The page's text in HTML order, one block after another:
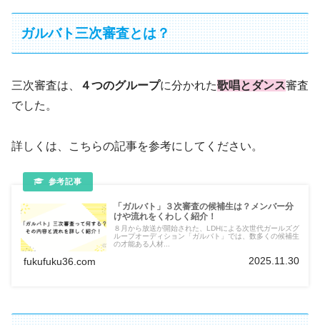
ガルバト三次審査とは？
三次審査は、 ４つのグループに分かれた歌唱とダンス審査
でした。
詳しくは、こちらの記事を参考にしてください。
「ガルバト」３次審査の候補生は？メンバー分
けや流れをくわしく紹介！
８月から放送が開始された、LDHによる次世代ガールズグ
ループオーディション「ガルバト」では、数多くの候補生
の才能ある人材...
fukufuku36.com 2025.11.30